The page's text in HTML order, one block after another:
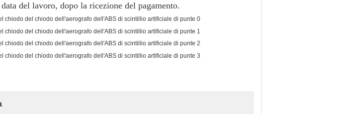
del lavoro, dopo la ricezione del pagamento.